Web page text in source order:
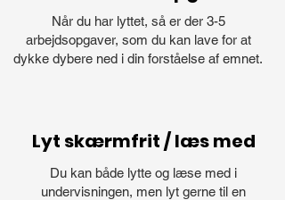
Når du har lyttet, så er der 3-5
arbejdsopgaver, som du kan lave for at
dykke dybere ned i din forståelse af emnet.
Lyt skærmfrit / læs med
Du kan både lytte og læse med i
undervisningen, men lyt gerne til en